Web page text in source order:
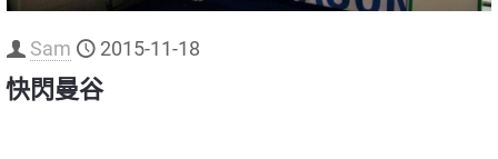
Sam 2015-11-18
快閃曼谷